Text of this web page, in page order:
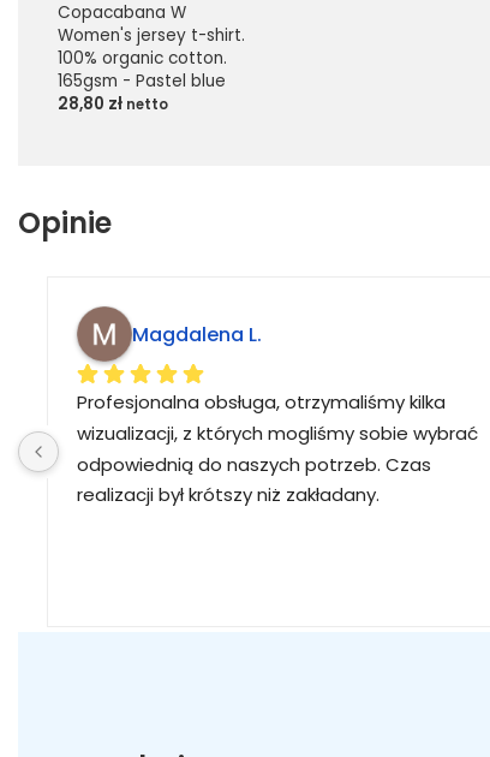
Copacabana W
Women's jersey t-shirt.
100% organic cotton.
165gsm - Pastel blue
28,80 zł netto
Opinie
Magdalena L.
Profesjonalna obsługa, otrzymaliśmy kilka
wizualizacji, z których mogliśmy sobie wybrać
odpowiednią do naszych potrzeb. Czas
realizacji był krótszy niż zakładany.